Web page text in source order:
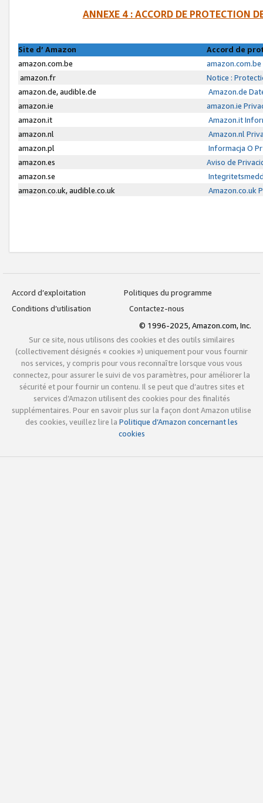
ANNEXE 4 : ACCORD DE PROTECTION
Site d’ Amazon
Accord de
amazon.com.be
amazon.fr
Notice :
amazon.de, audible.de
Amazon.de
amazon.ie
amazon.ie
amazon.it
Amazon.it
amazon.nl
Amazon.nl
amazon.pl
Informacja O
amazon.es
Aviso de
amazon.se
amazon.co.uk, audible.co.uk
Amazon.co.uk
Accord d’exploitation
Politiques du programme
Conditions d’utilisation
Contactez-nous
© 1996-2025, Amazon.com, Inc.
Sur ce site, nous utilisons des cookies et des outils similaires
(collectivement désignés « cookies ») uniquement pour vous fournir
nos services, y compris pour vous reconnaître lorsque vous vous
connectez, pour assurer le suivi de vos paramètres, pour améliorer la
sécurité et pour fournir un contenu. Il se peut que d’autres sites et
services d’Amazon utilisent des cookies pour des finalités
supplémentaires. Pour en savoir plus sur la façon dont Amazon utilise
des cookies, veuillez lire la Politique d’Amazon concernant les
cookies